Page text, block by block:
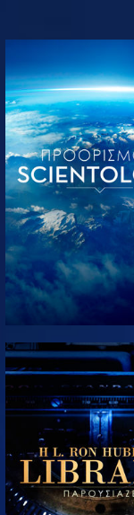
ΕΞΕΡΕΥΝΗΣΤΕ ΤΗ